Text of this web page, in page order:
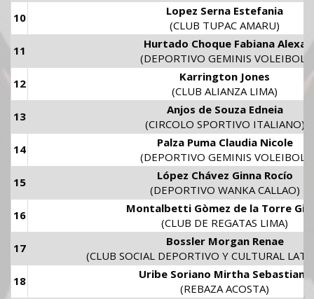
10
Lopez Serna Estefania
(CLUB TUPAC AMARU)
11
Hurtado Choque Fabiana Alexa
(DEPORTIVO GEMINIS VOLEIBOL)
12
Karrington Jones
(CLUB ALIANZA LIMA)
13
Anjos de Souza Edneia
(CIRCOLO SPORTIVO ITALIANO)
14
Palza Puma Claudia Nicole
(DEPORTIVO GEMINIS VOLEIBOL)
15
López Chávez Ginna Rocío
(DEPORTIVO WANKA CALLAO)
16
Montalbetti Gòmez de la Torre
(CLUB DE REGATAS LIMA)
17
Bossler Morgan Renae
(CLUB SOCIAL DEPORTIVO Y CULTURAL
18
Uribe Soriano Mirtha Sebastiana
(REBAZA ACOSTA)